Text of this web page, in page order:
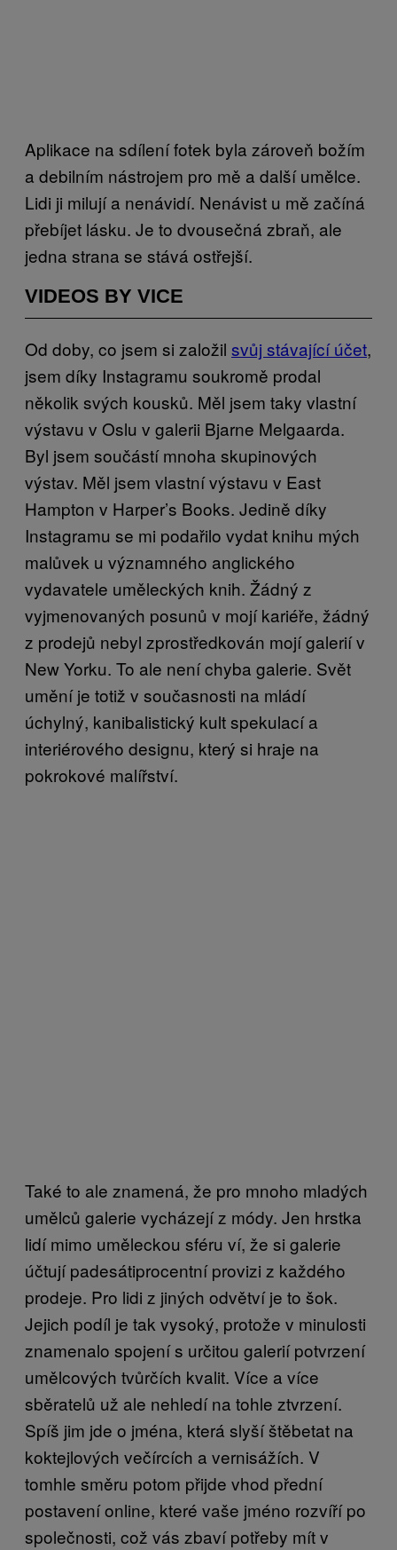
Aplikace na sdílení fotek byla zároveň božím
a debilním nástrojem pro mě a další umělce.
Lidi ji milují a nenávidí. Nenávist u mě začíná
přebíjet lásku. Je to dvousečná zbraň, ale
jedna strana se stává ostřejší.
VIDEOS BY VICE
Od doby, co jsem si založil svůj stávající účet,
jsem díky Instagramu soukromě prodal
několik svých kousků. Měl jsem taky vlastní
výstavu v Oslu v galerii Bjarne Melgaarda.
Byl jsem součástí mnoha skupinových
výstav. Měl jsem vlastní výstavu v East
Hampton v Harper’s Books. Jedině díky
Instagramu se mi podařilo vydat knihu mých
malůvek u významného anglického
vydavatele uměleckých knih. Žádný z
vyjmenovaných posunů v mojí kariéře, žádný
z prodejů nebyl zprostředkován mojí galerií v
New Yorku. To ale není chyba galerie. Svět
umění je totiž v současnosti na mládí
úchylný, kanibalistický kult spekulací a
interiérového designu, který si hraje na
pokrokové malířství.
Také to ale znamená, že pro mnoho mladých
umělců galerie vycházejí z módy. Jen hrstka
lidí mimo uměleckou sféru ví, že si galerie
účtují padesátiprocentní provizi z každého
prodeje. Pro lidi z jiných odvětví je to šok.
Jejich podíl je tak vysoký, protože v minulosti
znamenalo spojení s určitou galerií potvrzení
umělcových tvůrčích kvalit. Více a více
sběratelů už ale nehledí na tohle ztvrzení.
Spíš jim jde o jména, která slyší štěbetat na
koktejlových večírcích a vernisážích. V
tomhle směru potom přijde vhod přední
postavení online, které vaše jméno rozvíří po
společnosti, což vás zbaví potřeby mít v